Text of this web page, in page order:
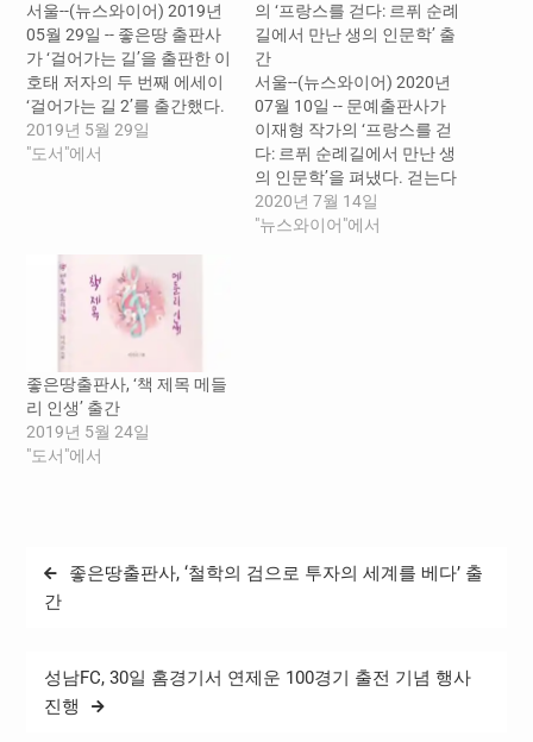
서울--(뉴스와이어) 2019년
05월 29일 -- 좋은땅 출판사
가 ‘걸어가는 길’을 출판한 이
호태 저자의 두 번째 에세이
‘걸어가는 길 2’를 출간했다.
이전 책과 비슷하게 저자가
도보여행을 하며 겪은 일들,
등산 일기, 선거 때마다 걸은
이야기와 바우길 일기,…
2019년 5월 29일
"도서"에서
의 ‘프랑스를 걷다: 르퓌 순례
길에서 만난 생의 인문학’ 출
간
서울--(뉴스와이어) 2020년
07월 10일 -- 문예출판사가
이재형 작가의 ‘프랑스를 걷
다: 르퓌 순례길에서 만난 생
의 인문학’을 펴냈다. 걷는다
는 것은 무엇일까. 걷는다는
단순한 행위가 주는 기쁨과
2020년 7월 14일
"뉴스와이어"에서
좋은땅출판사, ‘책 제목 메들
리 인생’ 출간
2019년 5월 24일
"도서"에서
글
탐
좋은땅출판사, ‘철학의 검으로 투자의 세계를 베다’ 출
간
성남FC, 30일 홈경기서 연제운 100경기 출전 기념 행사
진행